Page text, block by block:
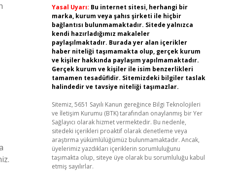
Yasal Uyarı: Bu internet sitesi, herhangi bir
marka, kurum veya şahıs şirketi ile hiçbir
bağlantısı bulunmamaktadır. Sitede yalnızca
kendi hazırladığımız makaleler
paylaşılmaktadır. Burada yer alan içerikler
haber niteliği taşımamakta olup, gerçek kurum
ve kişiler hakkında paylaşım yapılmamaktadır.
Gerçek kurum ve kişiler ile isim benzerlikleri
tamamen tesadüfidir. Sitemizdeki bilgiler taslak
halindedir ve tavsiye niteliği taşımazlar.
Sitemiz, 5651 Sayılı Kanun gereğince Bilgi Teknolojileri
ve İletişim Kurumu (BTK) tarafından onaylanmış bir Yer
Sağlayıcı olarak hizmet vermektedir. Bu nedenle,
sitedeki içerikleri proaktif olarak denetleme veya
araştırma yükümlülüğümüz bulunmamaktadır. Ancak,
üyelerimiz yazdıkları içeriklerin sorumluluğunu
taşımakta olup, siteye üye olarak bu sorumluluğu kabul
etmiş sayılırlar.